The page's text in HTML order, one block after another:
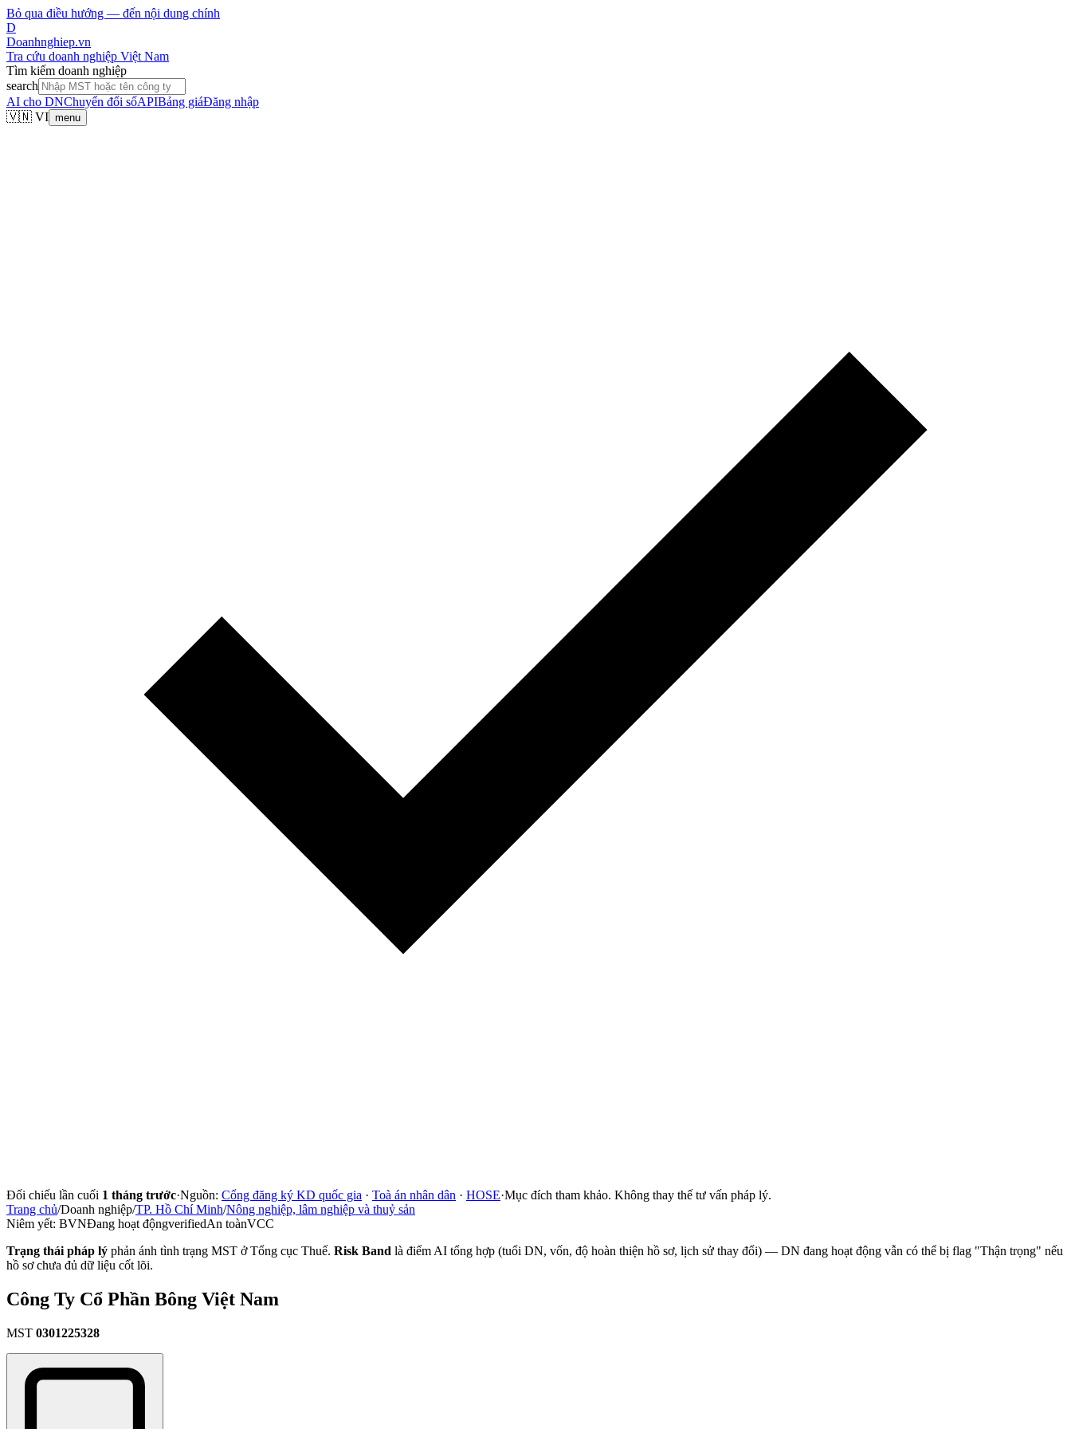
Bỏ qua điều hướng — đến nội dung chính
D
Doanhnghiep.vn
Tra cứu doanh nghiệp Việt Nam
Tìm kiếm doanh nghiệp
search
AI cho DNChuyển đổi sốAPIBảng giáĐăng nhập
🇻🇳 VI menu
Đối chiếu lần cuối 1 tháng trước·Nguồn: Cổng đăng ký KD quốc gia · Toà án nhân dân · HOSE·Mục đích tham khảo. Không thay thế tư vấn pháp lý.
Trang chủ/Doanh nghiệp/TP. Hồ Chí Minh/Nông nghiệp, lâm nghiệp và thuỷ sản
Niêm yết: BVNĐang hoạt độngverifiedAn toànVCC
Trạng thái pháp lý phản ánh tình trạng MST ở Tổng cục Thuế. Risk Band là điểm AI tổng hợp (tuổi DN, vốn, độ hoàn thiện hồ sơ, lịch sử thay đổi) — DN đang hoạt động vẫn có thể bị flag "Thận trọng" nếu
hồ sơ chưa đủ dữ liệu cốt lõi.
Công Ty Cổ Phần Bông Việt Nam
MST 0301225328